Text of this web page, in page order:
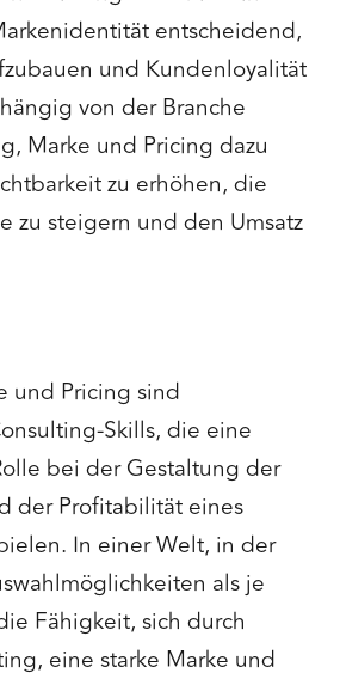
entscheidend,
und Kundenloyalität
von der Branche
Marke und Pricing dazu
zu erhöhen, die
zu steigern und den Umsatz
und Pricing sind
Skills, die eine
bei der Gestaltung der
der Profitabilität eines
In einer Welt, in der
als je
Fähigkeit, sich durch
eine starke Marke und